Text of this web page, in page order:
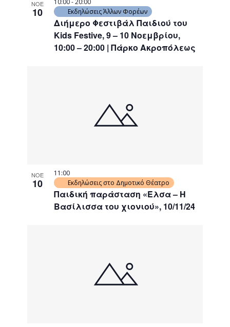
ΝΟΕ
10
Διήμερο Φεστιβάλ Παιδιού του
Kids Festive, 9 – 10 Νοεμβρίου,
10:00 – 20:00 | Πάρκο Ακροπόλεως
10:00-20:00
Εκδηλώσεις Άλλων Φορέων
ΝΟΕ
10
Παιδική παράσταση «Έλσα – Η
Βασίλισσα του χιονιού», 10/11/24
11:00
Εκδηλώσεις στο Δημοτικό Θέατρο